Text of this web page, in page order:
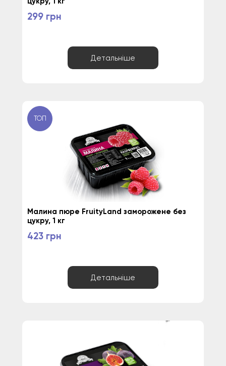
299 грн
Детальніше
ТОП
Малина пюре FruityLand заморожене без
цукру, 1 кг
423 грн
Детальніше